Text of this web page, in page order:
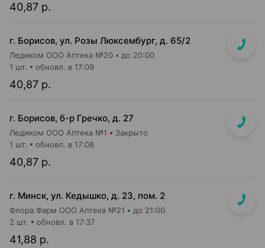
40,87 р.
г. Борисов, ул. Розы Люксембург, д. 65/2
Ледиком ООО Аптека №20 до 20:00
40,87 р.
1 шт. обновл. в 17:09
г. Борисов, б-р Гречко, д. 27
Ледиком ООО Аптека №1 Закрыто
40,87 р.
1 шт. обновл. в 17:08
г. Минск, ул. Кедышко, д. 23, пом. 2
Флора Фарм ООО Аптека №21 до 21:00
41,88 р.
2 шт. обновл. в 17:37